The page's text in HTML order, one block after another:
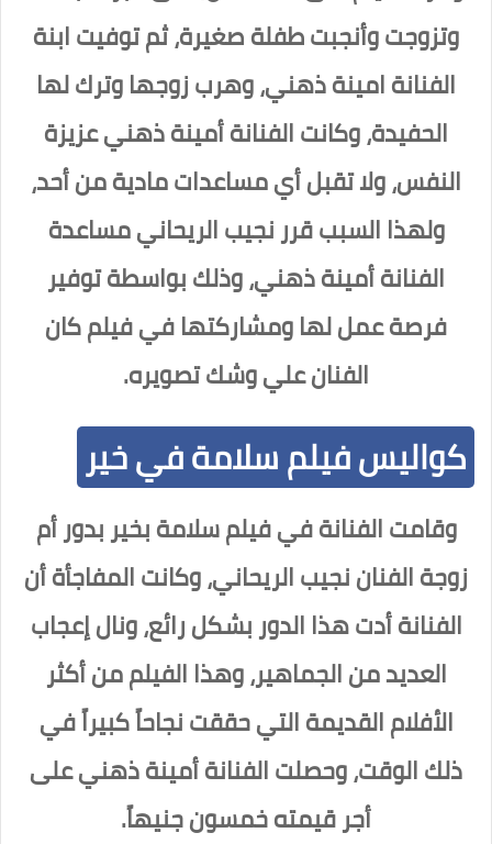
وتزوجت وأنجبت طفلة صغيرة، ثم توفيت ابنة
الفنانة امينة ذهني، وهرب زوجها وترك لها
الحفيدة، وكانت الفنانة أمينة ذهني عزيزة
النفس، ولا تقبل أي مساعدات مادية من أحد،
ولهذا السبب قرر نجيب الريحاني مساعدة
الفنانة أمينة ذهني، وذلك بواسطة توفير
فرصة عمل لها ومشاركتها في فيلم كان
الفنان علي وشك تصويره.
كواليس فيلم سلامة في خير
وقامت الفنانة في فيلم سلامة بخير بدور أم
زوجة الفنان نجيب الريحاني، وكانت المفاجأة أن
الفنانة أدت هذا الدور بشكل رائع، ونال إعجاب
العديد من الجماهير، وهذا الفيلم من أكثر
الأفلام القديمة التي حققت نجاحاً كبيراً في
ذلك الوقت، وحصلت الفنانة أمينة ذهني على
أجر قيمته خمسون جنيهاً.